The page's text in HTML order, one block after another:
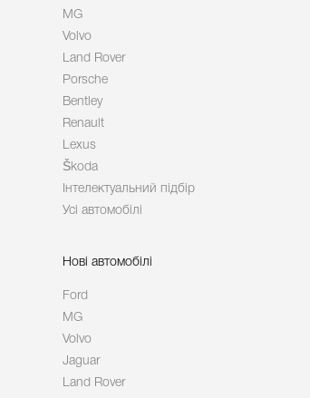
MG
Volvo
Land Rover
Porsche
Bentley
Renault
Lexus
Škoda
Інтелектуальний підбір
Усі автомобілі
Нові автомобілі
Ford
MG
Volvo
Jaguar
Land Rover